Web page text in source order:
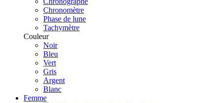
Chronomètre
Phase de lune
Tachymètre
Couleur
Noir
Bleu
Vert
Gris
Argent
Blanc
Femme